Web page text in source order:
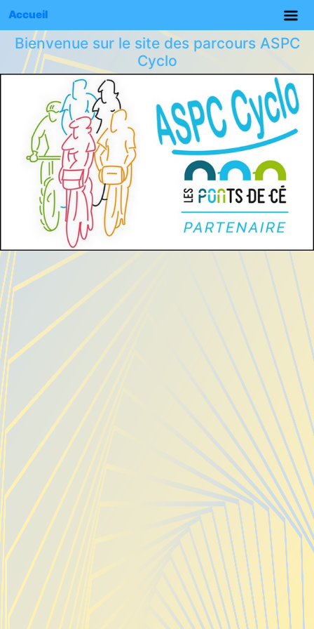
Accueil
Bienvenue sur le site des parcours ASPC
Cyclo